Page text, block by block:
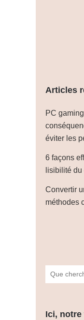
Articles
PC
éviter les
6 façons
lisibilité
Convertir
méthodes
Ici, notre